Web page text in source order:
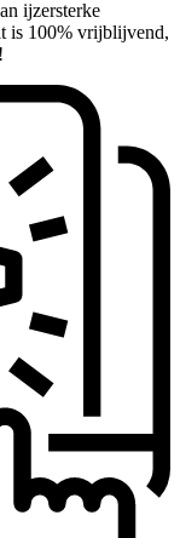
ijzersterke
is 100% vrijblijvend,